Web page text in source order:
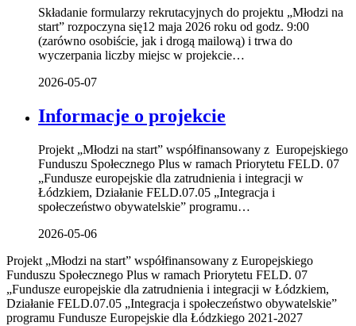
Składanie formularzy rekrutacyjnych do projektu „Młodzi na
start” rozpoczyna się12 maja 2026 roku od godz. 9:00
(zarówno osobiście, jak i drogą mailową) i trwa do
wyczerpania liczby miejsc w projekcie…
2026-05-07
Informacje o projekcie
Projekt „Młodzi na start” współfinansowany z Europejskiego
Funduszu Społecznego Plus w ramach Priorytetu FELD. 07
„Fundusze europejskie dla zatrudnienia i integracji w
Łódzkiem, Działanie FELD.07.05 „Integracja i
społeczeństwo obywatelskie” programu…
2026-05-06
Projekt „Młodzi na start” współfinansowany z Europejskiego
Funduszu Społecznego Plus w ramach Priorytetu FELD. 07
„Fundusze europejskie dla zatrudnienia i integracji w Łódzkiem,
Działanie FELD.07.05 „Integracja i społeczeństwo obywatelskie”
programu Fundusze Europejskie dla Łódzkiego 2021-2027